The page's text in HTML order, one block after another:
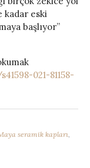
kadar eski
başlıyor”
021-81158-
seramik kapları